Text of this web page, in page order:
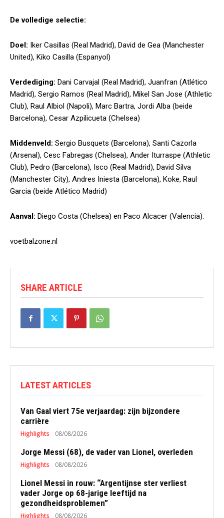
De volledige selectie:
Doel: Iker Casillas (Real Madrid), David de Gea (Manchester
United), Kiko Casilla (Espanyol)
Verdediging: Dani Carvajal (Real Madrid), Juanfran (Atlético
Madrid), Sergio Ramos (Real Madrid), Mikel San Jose (Athletic
Club), Raul Albiol (Napoli), Marc Bartra, Jordi Alba (beide
Barcelona), Cesar Azpilicueta (Chelsea)
Middenveld: Sergio Busquets (Barcelona), Santi Cazorla
(Arsenal), Cesc Fabregas (Chelsea), Ander Iturraspe (Athletic
Club), Pedro (Barcelona), Isco (Real Madrid), David Silva
(Manchester City), Andres Iniesta (Barcelona), Koke, Raul
Garcia (beide Atlético Madrid)
Aanval: Diego Costa (Chelsea) en Paco Alcacer (Valencia).
voetbalzone.nl
SHARE ARTICLE
LATEST ARTICLES
Van Gaal viert 75e verjaardag: zijn bijzondere
carrière
Highlights 08/08/2026
Jorge Messi (68), de vader van Lionel, overleden
Highlights 08/08/2026
Lionel Messi in rouw: “Argentijnse ster verliest
vader Jorge op 68-jarige leeftijd na
gezondheidsproblemen”
Highlights 08/08/2026